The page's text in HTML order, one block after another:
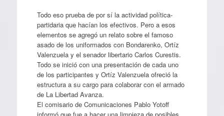
Todo eso prueba de por sí la actividad política-
partidaria que hacían los efectivos. Pero a esos
elementos se agregó un relato sobre el famoso
asado de los uniformados con Bondarenko, Ortíz
Valenzuela y el senador libertario Carlos Curestis.
Todo se inició con una presentación de cada uno
de los participantes y Ortíz Valenzuela ofreció la
estructura a su cargo para colaborar con el armado
de La Libertad Avanza.
El comisario de Comunicaciones Pablo Yotoff